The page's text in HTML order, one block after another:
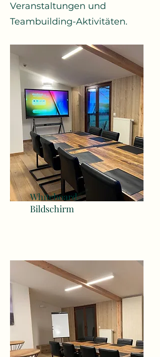
Veranstaltungen und
Teambuilding-Aktivitäten.
Whiteboard-
Bildschirm